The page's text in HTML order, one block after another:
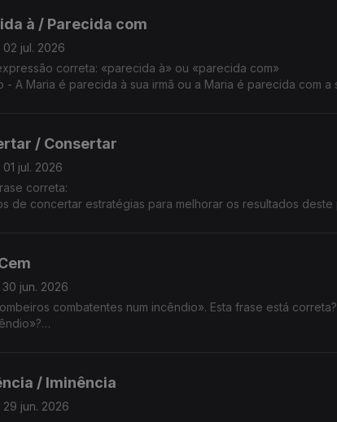
à / Parecida com
02 jul. 2026
correta: «parecida à» ou «parecida com»
- A Maria é parecida à sua irmã ou a Maria é parecida com a
/ Consertar
01 jul. 2026
correta:
de concertar estratégias para melhorar os resultados deste
30 jun. 2026
combatentes num incêndio». Esta frase está
/ Iminência
29 jun. 2026